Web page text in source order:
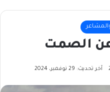
عن الصمت
آخر تحديث: 29 نوفمبر، 2024